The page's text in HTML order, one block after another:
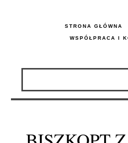
STRONA GŁÓWNA
WSPÓŁPRACA I